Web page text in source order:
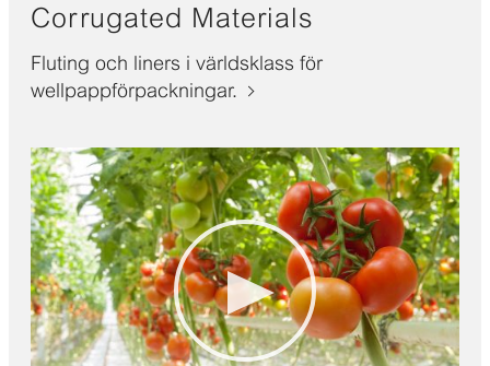
Corrugated Materials
Fluting och liners i världsklass för
wellpappförpackningar.